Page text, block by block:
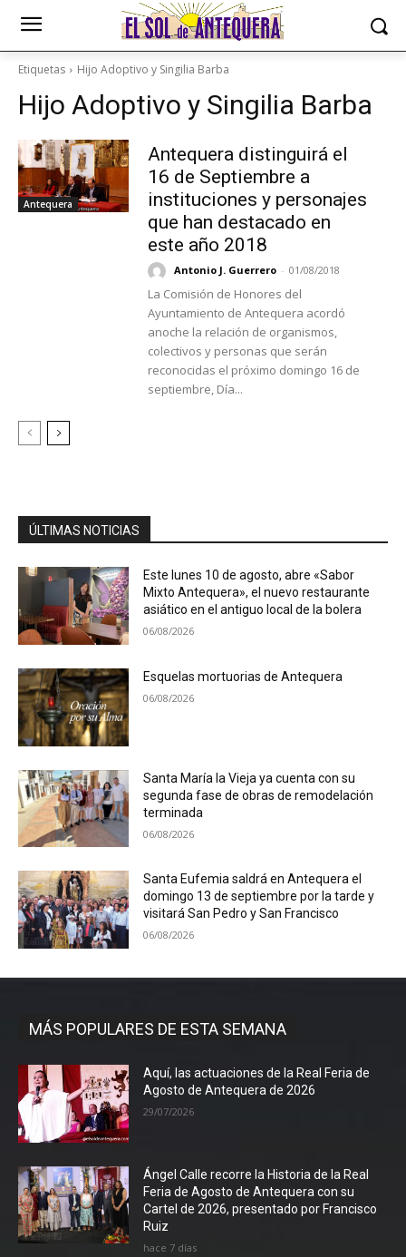
Etiquetas Hijo Adoptivo y Singilia Barba
Hijo Adoptivo y Singilia Barba
Antequera
Antequera distinguirá el
16 de Septiembre a
instituciones y personajes
que han destacado en
este año 2018
Antonio J. Guerrero - 01/08/2018
La Comisión de Honores del
Ayuntamiento de Antequera acordó
anoche la relación de organismos,
colectivos y personas que serán
reconocidas el próximo domingo 16 de
septiembre, Día...
ÚLTIMAS NOTICIAS
Este lunes 10 de agosto, abre «Sabor
Mixto Antequera», el nuevo restaurante
asiático en el antiguo local de la bolera
06/08/2026
Esquelas mortuorias de Antequera
06/08/2026
Santa María la Vieja ya cuenta con su
segunda fase de obras de remodelación
terminada
06/08/2026
Santa Eufemia saldrá en Antequera el
domingo 13 de septiembre por la tarde y
visitará San Pedro y San Francisco
06/08/2026
MÁS POPULARES DE ESTA SEMANA
Aquí, las actuaciones de la Real Feria de
Agosto de Antequera de 2026
29/07/2026
Ángel Calle recorre la Historia de la Real
Feria de Agosto de Antequera con su
Cartel de 2026, presentado por Francisco
Ruiz
hace 7 días